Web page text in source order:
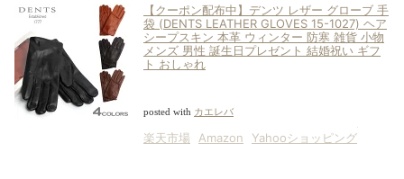
【クーポン配布中】デンツ レザー グローブ 手
袋 (DENTS LEATHER GLOVES 15-1027) ヘア
シープスキン 本革 ウィンター 防寒 雑貨 小物
メンズ 男性 誕生日プレゼント 結婚祝い ギフ
ト おしゃれ
posted with カエレバ
楽天市場 Amazon Yahooショッピング